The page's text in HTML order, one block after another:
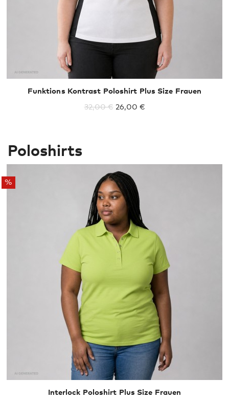
Funktions Kontrast Poloshirt Plus Size Frauen
32,00 € 26,00 €
Poloshirts
%
Interlock Poloshirt Plus Size Frauen